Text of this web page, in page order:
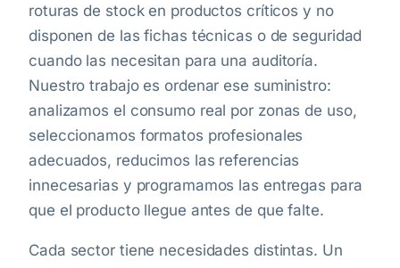
roturas de stock en productos críticos y no
disponen de las fichas técnicas o de seguridad
cuando las necesitan para una auditoría.
Nuestro trabajo es ordenar ese suministro:
analizamos el consumo real por zonas de uso,
seleccionamos formatos profesionales
adecuados, reducimos las referencias
innecesarias y programamos las entregas para
que el producto llegue antes de que falte.
Cada sector tiene necesidades distintas. Un